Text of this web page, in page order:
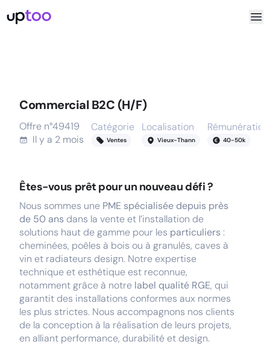
Commercial B2C (H/F)
Offre n°49419
Il y a 2 mois
Catégorie
Ventes
Localisation
Vieux-Thann
Rémunération
40-50k
Êtes-vous prêt pour un nouveau défi ?
Nous sommes une PME spécialisée depuis près
de 50 ans dans la vente et l’installation de
solutions haut de gamme pour les particuliers :
cheminées, poêles à bois ou à granulés, caves à
vin et radiateurs design. Notre expertise
technique et esthétique est reconnue,
notamment grâce à notre label qualité RGE, qui
garantit des installations conformes aux normes
les plus strictes. Nous accompagnons nos clients
de la conception à la réalisation de leurs projets,
en alliant performance, durabilité et design.